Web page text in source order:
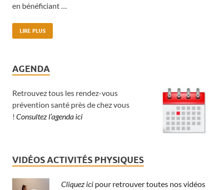
en bénéficiant …
LIRE PLUS
AGENDA
Retrouvez tous les rendez-vous
prévention santé près de chez vous
! Consultez l’agenda ici
VIDÉOS ACTIVITÉS PHYSIQUES
Cliquez ici pour retrouver toutes nos vidéos